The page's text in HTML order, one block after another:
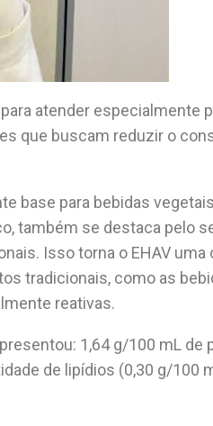
atender especialmente
que buscam reduzir o
base para bebidas
também se destaca pelo
Isso torna o EHAV uma
tradicionais, como as
reativas.
1,64 g/100 mL de
de lipídios (0,30 g/100